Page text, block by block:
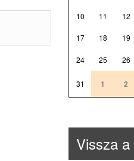
10 11 12
17 18 19
24 25 26
31 1 2
Vissza